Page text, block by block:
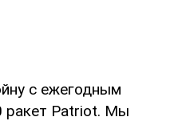
с ежегодным
ракет Patriot. Мы